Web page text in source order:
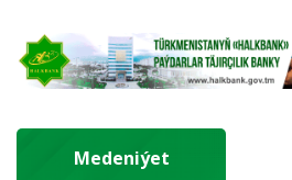
Medeniýet